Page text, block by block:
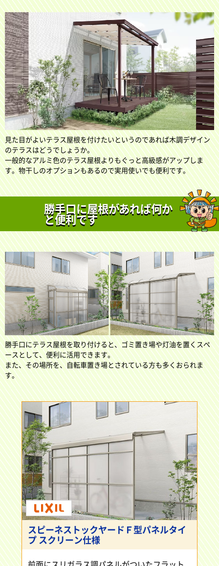
見た目がよいテラス屋根を付けたいというのであれば木調デザイン
のテラスはどうでしょうか。
一般的なアルミ色のテラス屋根よりもぐっと高級感がアップしま
す。物干しのオプションもあるので実用使いでも便利です。
勝手口に屋根があれば何か
と便利です
勝手口にテラス屋根を取り付けると、ゴミ置き場や灯油を置くスペ
ースとして、便利に活用できます。
また、その場所を、自転車置き場とされている方も多くおられま
す。
スピーネストックヤードＦ型パネルタイ
プ スクリーン仕様